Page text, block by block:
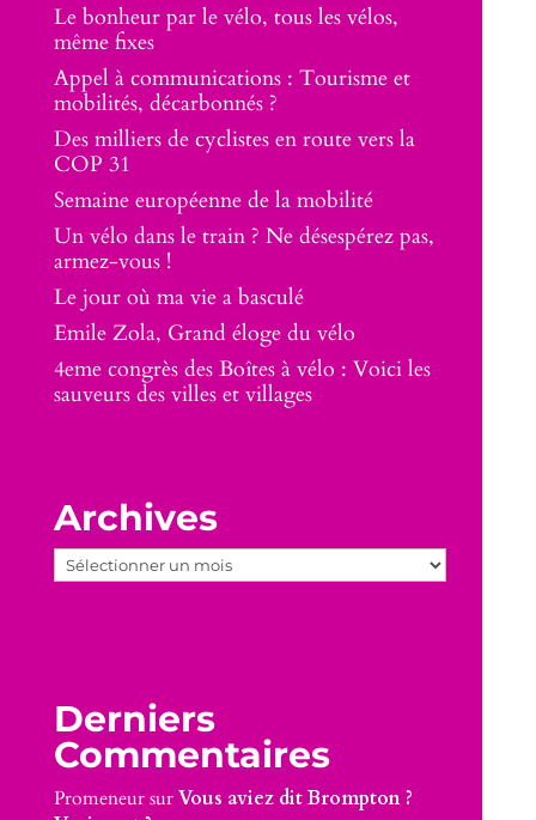
Le bonheur par le vélo, tous les vélos,
même fixes
Appel à communications : Tourisme et
mobilités, décarbonnés ?
Des milliers de cyclistes en route vers la
COP 31
Semaine européenne de la mobilité
Un vélo dans le train ? Ne désespérez pas,
armez-vous !
Le jour où ma vie a basculé
Emile Zola, Grand éloge du vélo
4eme congrès des Boîtes à vélo : Voici les
sauveurs des villes et villages
Archives
Archives
Derniers
Commentaires
PromeneursurVous aviez dit Brompton ?